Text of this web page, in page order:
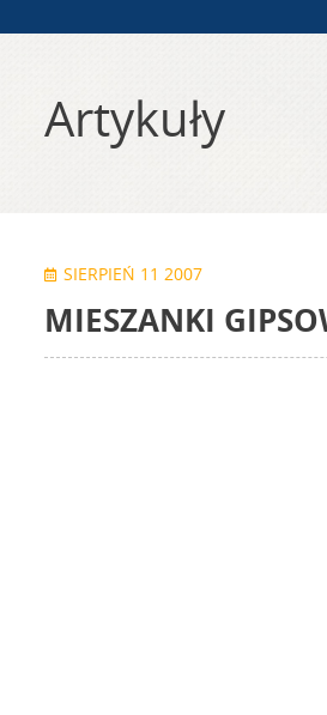
Artykuły
SIERPIEŃ 11 2007
MIESZANKI